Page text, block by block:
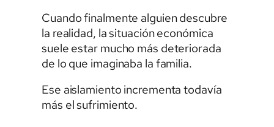
Cuando finalmente alguien descubre
la realidad, la situación económica
suele estar mucho más deteriorada
de lo que imaginaba la familia.
Ese aislamiento incrementa todavía
más el sufrimiento.